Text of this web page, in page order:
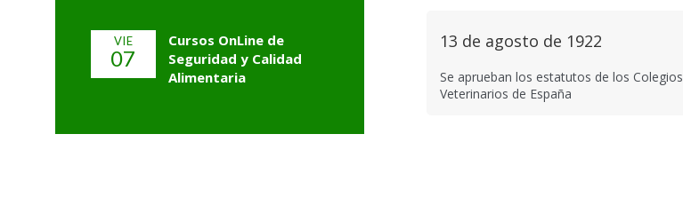
VIE
07
Cursos OnLine de
Seguridad y Calidad
Alimentaria
13 de agosto de 1922
Se aprueban los estatutos de los Colegios
Veterinarios de España